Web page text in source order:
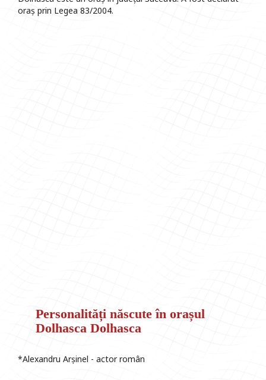
oraș prin Legea 83/2004.
Personalități născute în orașul
Dolhasca Dolhasca
*Alexandru Arșinel - actor român